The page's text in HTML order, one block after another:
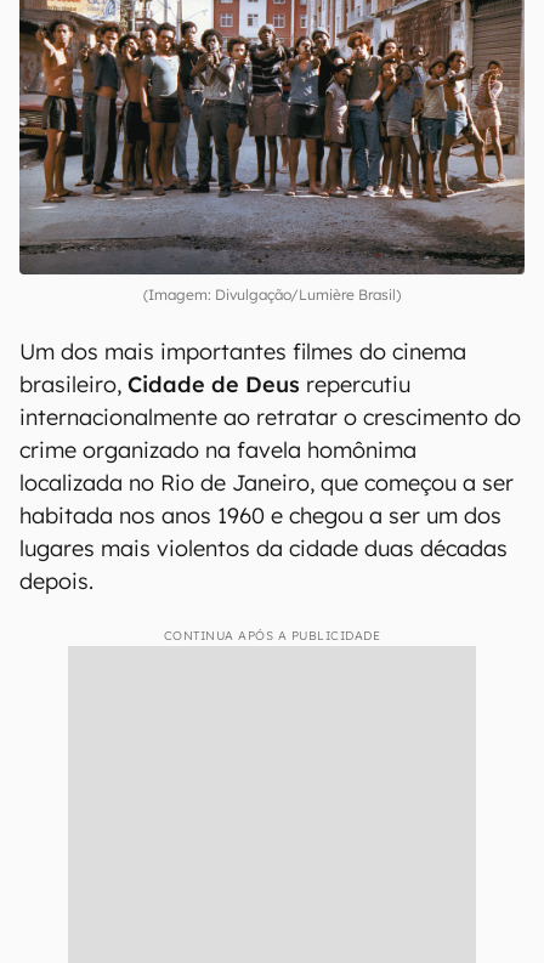
(Imagem: Divulgação/Lumière Brasil)
Um dos mais importantes filmes do cinema
brasileiro, Cidade de Deus repercutiu
internacionalmente ao retratar o crescimento do
crime organizado na favela homônima
localizada no Rio de Janeiro, que começou a ser
habitada nos anos 1960 e chegou a ser um dos
lugares mais violentos da cidade duas décadas
depois.
CONTINUA APÓS A PUBLICIDADE